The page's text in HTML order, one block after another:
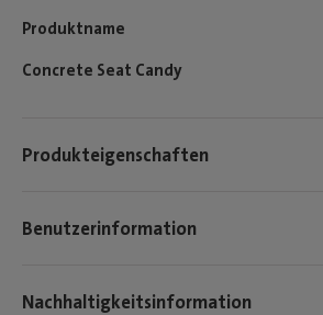
Produktname
Concrete Seat Candy
Produkteigenschaften
Benutzerinformation
Nachhaltigkeitsinformation